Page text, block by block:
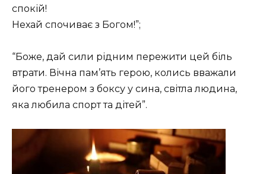
спокій!
Нехай спочиває з Богом!”;
“Боже, дай сили рідним пережити цей біль
втрати. Вічна пам’ять герою, колись вважали
його тренером з боксу у сина, світла людина,
яка любила спорт та дітей”.